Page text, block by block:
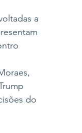
a
do